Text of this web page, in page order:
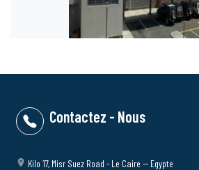
Contactez - Nous
Kilo 17, Misr Suez Road - Le Caire -- Egypte